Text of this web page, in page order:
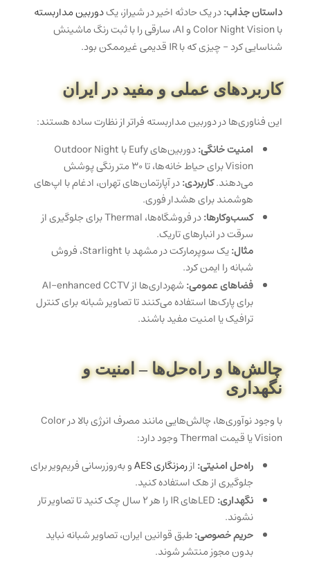
داستان جذاب:در یک حادثه اخیر در شیراز، یکدوربین مداربسته
با Color Night Vision و AI، سارقی را با ثبت رنگ ماشینش
شناسایی کرد – چیزی که با IR قدیمی غیرممکن بود.
کاربردهای عملی و مفید در ایران
این فناوری‌ها در دوربین مداربسته فراتر از نظارت ساده هستند:
امنیت خانگی:
دوربین‌های Eufy با Outdoor Night
Vision برای حیاط خانه‌ها، تا ۳۰ متر رنگی پوشش
می‌دهند.کاربردی:در آپارتمان‌های تهران، ادغام با اپ‌های
هوشمند برای هشدار فوری.
کسب‌وکارها:
در فروشگاه‌ها، Thermal برای جلوگیری از
سرقت در انبارهای تاریک.
مثال:
یک سوپرمارکت در مشهد با Starlight، فروش
شبانه را ایمن کرد.
فضاهای عمومی:
شهرداری‌ها از AI-enhanced CCTV
برای پارک‌ها استفاده می‌کنند تا تصاویر شبانه برای کنترل
ترافیک یا امنیت مفید باشند.
چالش‌ها و راه‌حل‌ها – امنیت و
نگهداری
با وجود نوآوری‌ها، چالش‌هایی مانند مصرف انرژی بالا در Color
Vision یا قیمت Thermal وجود دارد:
راه‌حل امنیتی: ازرمزنگاری AES
و به‌روزرسانی فریم‌ویر برای
جلوگیری از هک استفاده کنید.
نگهداری:
LEDهای IR را هر ۲ سال چک کنید تا تصاویر تار
نشوند.
حریم خصوصی:طبق قوانین ایران، تصاویر شبانه نباید
بدون مجوز منتشر شوند.